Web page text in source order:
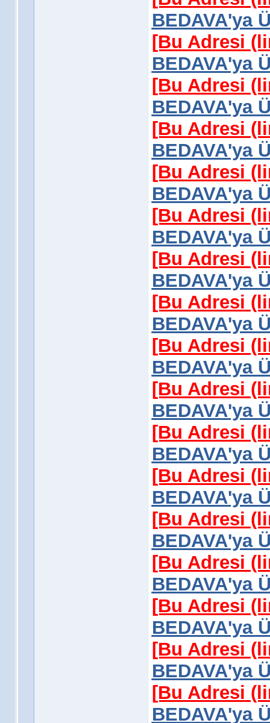
BEDAVA'ya
[Bu Adresi
BEDAVA'ya
[Bu Adresi
BEDAVA'ya
[Bu Adresi
BEDAVA'ya
[Bu Adresi
BEDAVA'ya
[Bu Adresi
BEDAVA'ya
[Bu Adresi
BEDAVA'ya
[Bu Adresi
BEDAVA'ya
[Bu Adresi
BEDAVA'ya
[Bu Adresi
BEDAVA'ya
[Bu Adresi
BEDAVA'ya
[Bu Adresi
BEDAVA'ya
[Bu Adresi
BEDAVA'ya
[Bu Adresi
BEDAVA'ya
[Bu Adresi
BEDAVA'ya
[Bu Adresi
BEDAVA'ya
[Bu Adresi
BEDAVA'ya